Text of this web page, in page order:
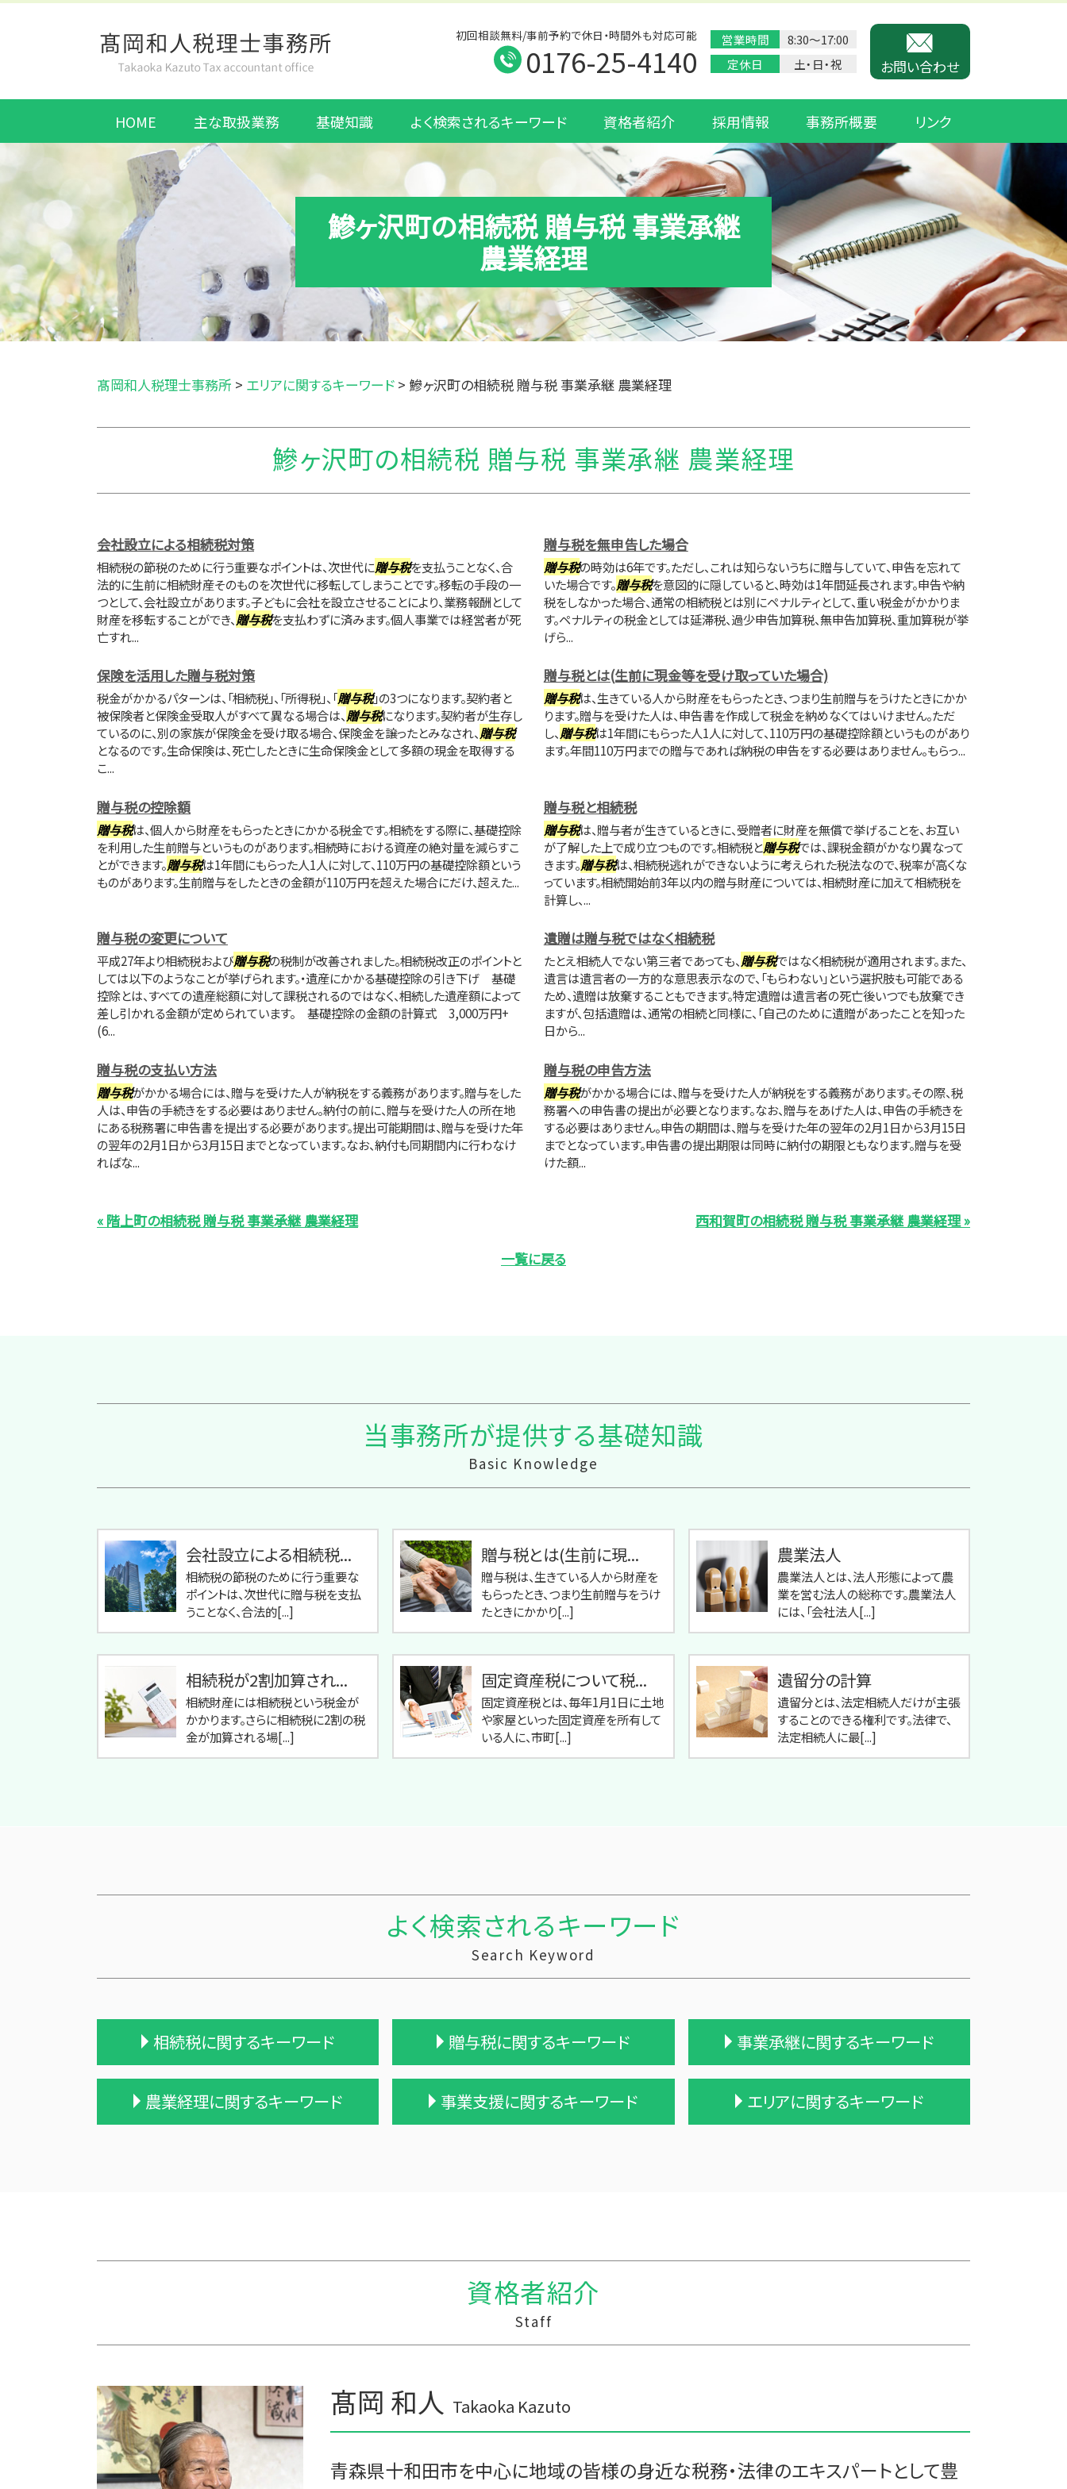
鰺ヶ沢町の相続税 贈与税 事業承継
農業経理
初回相談無料/事前予約で休日・時間外も対応可能
0176-25-4140
営業時間
8:30〜17:00
定休日
土・日・祝 お問い合わせ
HOME 主な取扱業務 基礎知識 よく検索されるキーワード 資格者紹介 採用情報 事務所概要 リンク
髙岡和人税理士事務所 > エリアに関するキーワード > 鰺ヶ沢町の相続税 贈与税 事業承継 農業経理
鰺ヶ沢町の相続税 贈与税 事業承継 農業経理
会社設立による相続税対策
相続税の節税のために行う重要なポイントは、次世代に贈与税を支払うことなく、合
法的に生前に相続財産そのものを次世代に移転してしまうことです。移転の手段の一
つとして、会社設立があります。子どもに会社を設立させることにより、業務報酬として
財産を移転することができ、贈与税を支払わずに済みます。個人事業では経営者が死
亡すれ...
贈与税を無申告した場合
贈与税の時効は6年です。ただし、これは知らないうちに贈与していて、申告を忘れて
いた場合です。贈与税を意図的に隠していると、時効は1年間延長されます。申告や納
税をしなかった場合、通常の相続税とは別にペナルティとして、重い税金がかかりま
す。ペナルティの税金としては延滞税、過少申告加算税、無申告加算税、重加算税が挙
げら...
保険を活用した贈与税対策
税金がかかるパターンは、「相続税」、「所得税」、「贈与税」の3つになります。契約者と
被保険者と保険金受取人がすべて異なる場合は、贈与税になります。契約者が生存し
ているのに、別の家族が保険金を受け取る場合、保険金を譲ったとみなされ、贈与税
となるのです。生命保険は、死亡したときに生命保険金として多額の現金を取得する
こ...
贈与税とは(生前に現金等を受け取っていた場合)
贈与税は、生きている人から財産をもらったとき、つまり生前贈与をうけたときにかか
ります。贈与を受けた人は、申告書を作成して税金を納めなくてはいけません。ただ
し、贈与税は1年間にもらった人1人に対して、110万円の基礎控除額というものがあり
ます。年間110万円までの贈与であれば納税の申告をする必要はありません。もらっ...
贈与税の控除額
贈与税は、個人から財産をもらったときにかかる税金です。相続をする際に、基礎控除
を利用した生前贈与というものがあります。相続時における資産の絶対量を減らすこ
とができます。贈与税は1年間にもらった人1人に対して、110万円の基礎控除額という
ものがあります。生前贈与をしたときの金額が110万円を超えた場合にだけ、超えた...
贈与税と相続税
贈与税は、贈与者が生きているときに、受贈者に財産を無償で挙げることを、お互い
が了解した上で成り立つものです。相続税と贈与税では、課税金額がかなり異なって
きます。贈与税は、相続税逃れができないように考えられた税法なので、税率が高くな
っています。相続開始前3年以内の贈与財産については、相続財産に加えて相続税を
計算し、...
贈与税の変更について
平成27年より相続税および贈与税の税制が改善されました。相続税改正のポイントと
しては以下のようなことが挙げられます。・遺産にかかる基礎控除の引き下げ 基礎
控除とは、すべての遺産総額に対して課税されるのではなく、相続した遺産額によって
差し引かれる金額が定められています。 基礎控除の金額の計算式 3,000万円+
(6...
遺贈は贈与税ではなく相続税
たとえ相続人でない第三者であっても、贈与税ではなく相続税が適用されます。また、
遺言は遺言者の一方的な意思表示なので、「もらわない」という選択肢も可能である
ため、遺贈は放棄することもできます。特定遺贈は遺言者の死亡後いつでも放棄でき
ますが、包括遺贈は、通常の相続と同様に、「自己のために遺贈があったことを知った
日から...
贈与税の支払い方法
贈与税がかかる場合には、贈与を受けた人が納税をする義務があります。贈与をした
人は、申告の手続きをする必要はありません。納付の前に、贈与を受けた人の所在地
にある税務署に申告書を提出する必要があります。提出可能期間は、贈与を受けた年
の翌年の2月1日から3月15日までとなっています。なお、納付も同期間内に行わなけ
ればな...
贈与税の申告方法
贈与税がかかる場合には、贈与を受けた人が納税をする義務があります。その際、税
務署への申告書の提出が必要となります。なお、贈与をあげた人は、申告の手続きを
する必要はありません。申告の期間は、贈与を受けた年の翌年の2月1日から3月15日
までとなっています。申告書の提出期限は同時に納付の期限ともなります。贈与を受
けた額...
« 階上町の相続税 贈与税 事業承継 農業経理
西和賀町の相続税 贈与税 事業承継 農業経理 »
一覧に戻る
当事務所が提供する基礎知識
Basic Knowledge
会社設立による相続税...
相続税の節税のために行う重要な
ポイントは、次世代に贈与税を支払
うことなく、合法的[...]
贈与税とは(生前に現...
贈与税は、生きている人から財産を
もらったとき、つまり生前贈与をうけ
たときにかかり[...]
農業法人
農業法人とは、法人形態によって農
業を営む法人の総称です。農業法人
には、「会社法人[...]
相続税が2割加算され...
相続財産には相続税という税金が
かかります。さらに相続税に2割の税
金が加算される場[...]
固定資産税について税...
固定資産税とは、毎年1月1日に土地
や家屋といった固定資産を所有して
いる人に、市町[...]
遺留分の計算
遺留分とは、法定相続人だけが主張
することのできる権利です。法律で、
法定相続人に最[...]
よく検索されるキーワード
Search Keyword
相続税に関するキーワード
相続税対策 会社設立
相続 遺産
相続税 税理士報酬
相続 税務署 調査
贈与 相続税
相続 遺留分 計算
相続税 税務調査 時期
相続税 遺留分
税理士 相続 報酬
贈与税に関するキーワード
生活費 贈与税 親子
贈与税 税率 計算
贈与税 変更
贈与税 配偶者控除
贈与税の申告
贈与税 基礎控除
贈与税と相続税
住宅購入 贈与
贈与 保険
事業承継に関するキーワード
企業の合併
会社 合併 方法
兄弟会社 合併
会社 合併 費用
農業経理に関するキーワード
家族経営 農業
農業 個人経営
株式会社 農業
個人農業
青色申告 農業
家族農業
農業 一人 経営
農業法人 会計
事業支援に関するキーワード
利益 資金繰り
経営計画 管理会計
税理士 記帳代行 源泉所得税
中小企業支援 税理士
経営計画 売上
中小企業支援 問い合わせ
経営計画 事業計画
経営計画書 事業計画書 違い
エリアに関するキーワード
三戸郡 資金調達手段
平内町の相続税 贈与税 事業承継 農
十和田市 記帳代行
十和田市 税理士
資格者紹介
Staff
髙岡 和人 Takaoka Kazuto
青森県十和田市を中心に地域の皆様の身近な税務・法律のエキスパートとして豊